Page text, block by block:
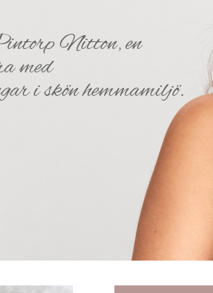
Nitton, en
med
i skön hemmamiljö.